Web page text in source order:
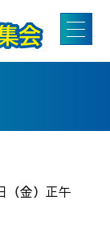
（金）正午